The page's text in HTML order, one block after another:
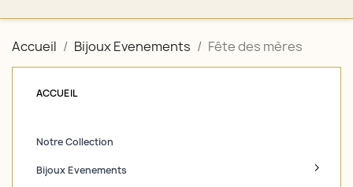
Accueil Bijoux Evenements Fête des mères
ACCUEIL
Notre Collection
Bijoux Evenements